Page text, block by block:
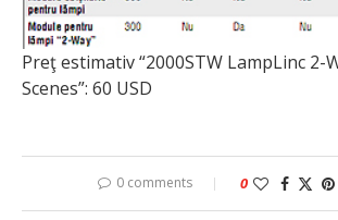
Preţ estimativ “2000STW LampLinc 2-
Scenes”: 60 USD
0 comments 0